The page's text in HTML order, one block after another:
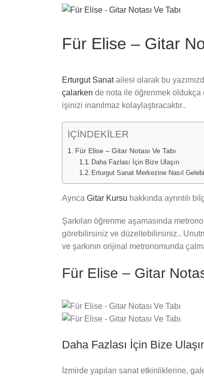
View
Für Elise – Gitar
Erturgut Sanatailesi olarak bu
çalarken de nota ile öğrenmek oldukça
işinizi inanılmaz kolaylaştıracaktır..
İÇİNDEKİLER
Für Elise – Gitar Notası Ve Tabı
Daha Fazlası İçin Bize Ulaşın
Erturgut Sanat Merkezine Nasıl
Ayrıca Gitar Kursu hakkında ayrıntılı
Şarkıları öğrenme aşamasında
görebilirsiniz ve düzeltebilirsiniz..
ve şarkının orijinal metronomunda
Für Elise – Gitar
Daha Fazlası İçin Bize
İzmirde yapılan sanat etkinliklerine,